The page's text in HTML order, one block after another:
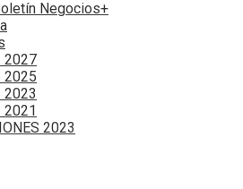
Negocios+
2027
2025
2023
2021
2023